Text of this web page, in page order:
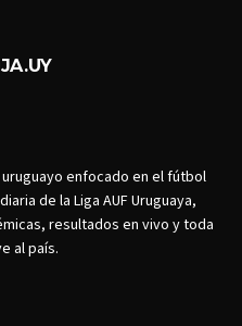
enfocado en el fútbol
de la Liga AUF Uruguaya,
resultados en vivo y toda
al país.